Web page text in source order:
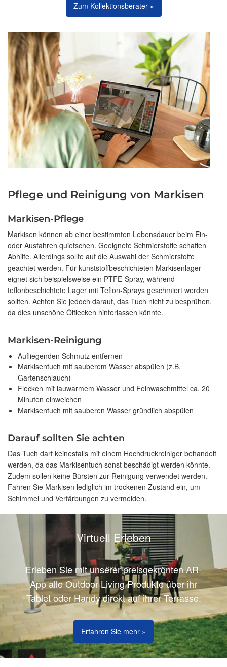
Zum Kollektionsberater »
Pflege und Reinigung von Markisen
Markisen-Pflege
Markisen können ab einer bestimmten Lebensdauer beim Ein-
oder Ausfahren quietschen. Geeignete Schmierstoffe schaffen
Abhilfe. Allerdings sollte auf die Auswahl der Schmierstoffe
geachtet werden. Für kunststoffbeschichteten Markisenlager
eignet sich beispielsweise ein PTFE-Spray, während
teflonbeschichtete Lager mit Teflon-Sprays geschmiert werden
sollten. Achten Sie jedoch darauf, das Tuch nicht zu besprühen,
da dies unschöne Ölflecken hinterlassen könnte.
Markisen-Reinigung
Aufliegenden Schmutz entfernen
Markisentuch mit sauberem Wasser abspülen (z.B.
Gartenschlauch)
Flecken mit lauwarmem Wasser und Feinwaschmittel ca. 20
Minuten einweichen
Markisentuch mit sauberen Wasser gründlich abspülen
Darauf sollten Sie achten
Das Tuch darf keinesfalls mit einem Hochdruckreiniger behandelt
werden, da das Markisentuch sonst beschädigt werden könnte.
Zudem sollen keine Bürsten zur Reinigung verwendet werden.
Fahren Sie Markisen lediglich im trockenen Zustand ein, um
Schimmel und Verfärbungen zu vermeiden.
Virtuell Erleben
Erleben Sie mit unserer preisgekrönten AR-
App alle Outdoor Living Produkte über ihr
Tablet oder Handy direkt auf ihrer Terrasse.
Erfahren Sie mehr »